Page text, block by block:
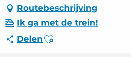
Afspraken
Uw verblijf - NL
Routebeschrijving
Ik ga met de trein!
Delen Ajouter aux favoris